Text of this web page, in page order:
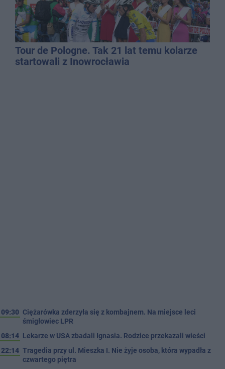
Tour de Pologne. Tak 21 lat temu kolarze
startowali z Inowrocławia
09:30 Ciężarówka zderzyła się z kombajnem. Na miejsce leci
śmigłowiec LPR
08:14 Lekarze w USA zbadali Ignasia. Rodzice przekazali wieści
22:14 Tragedia przy ul. Mieszka I. Nie żyje osoba, która wypadła z
czwartego piętra